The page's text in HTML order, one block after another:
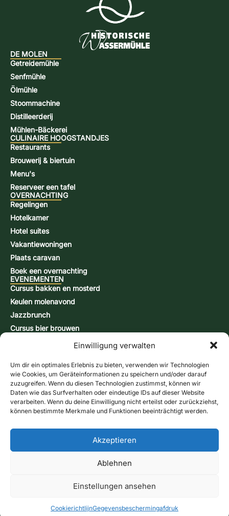
Einwilligung verwalten
Um dir ein optimales Erlebnis zu bieten, verwenden wir Technologien
wie Cookies, um Geräteinformationen zu speichern und/oder darauf
zuzugreifen. Wenn du diesen Technologien zustimmst, können wir
Daten wie das Surfverhalten oder eindeutige IDs auf dieser Website
verarbeiten. Wenn du deine Einwilligung nicht erteilst oder zurückziehst,
können bestimmte Merkmale und Funktionen beeinträchtigt werden.
Akzeptieren
Ablehnen
Einstellungen ansehen
CookierichtlijnGegevensbeschermingafdruk
DE MOLEN
Getreidemühle
Senfmühle
Ölmühle
Stoommachine
Distilleerderij
Mühlen-Bäckerei
CULINAIRE HOOGSTANDJES
Restaurants
Brouwerij & biertuin
Menu's
Reserveer een tafel
OVERNACHTING
Regelingen
Hotelkamer
Hotel suites
Vakantiewoningen
Plaats caravan
Boek een overnachting
EVENEMENTEN
Cursus bakken en mosterd
Keulen molenavond
Jazzbrunch
Cursus bier brouwen
CONTACT & INFORMATIE
Contactformulier
Openingstijden
Routebeschrijving & kaart
Nieuwsbrief
© 2026 Historische Birgelse Watermolen – Alle rechten
gegevensbeschermingVoorwaarden
Contract herroepen
Bel ons